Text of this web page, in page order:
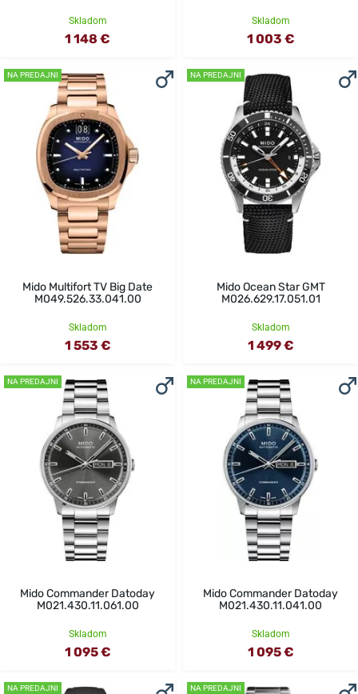
Skladom
1 148 €
Skladom
1 003 €
NA PREDAJNI
Mido Multifort TV Big Date
M049.526.33.041.00
Skladom
1 553 €
NA PREDAJNI
Mido Ocean Star GMT
M026.629.17.051.01
Skladom
1 499 €
NA PREDAJNI
Mido Commander Datoday
M021.430.11.061.00
Skladom
1 095 €
NA PREDAJNI
Mido Commander Datoday
M021.430.11.041.00
Skladom
1 095 €
NA PREDAJNI NA PREDAJNI